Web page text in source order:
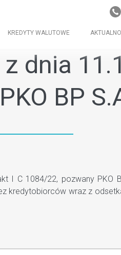
KREDYTY WALUTOWE
dnia
BP
C 1084/22, pozwany PKO
kredytobiorców wraz z